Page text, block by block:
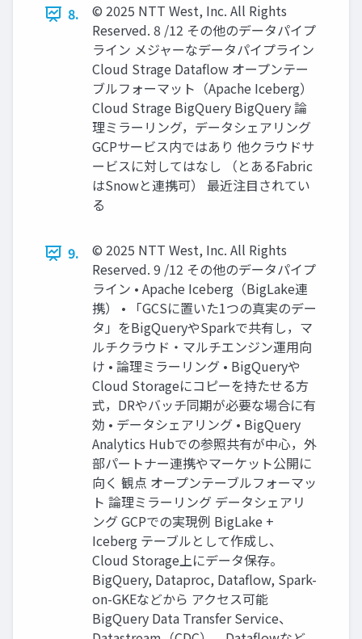
8.
© 2025 NTT West, Inc. All Rights
Reserved. 8 /12 その他のデータパイプ
ライン メジャーなデータパイプライン
Cloud Strage Dataflow オープンテー
ブルフォーマット（Apache Iceberg）
Cloud Strage BigQuery BigQuery 論
理ミラーリング，データシェアリング
GCPサービス内ではあり 他クラウドサ
ービスに対してはなし （とあるFabric
はSnowと連携可） 最近注目されてい
る
9.
© 2025 NTT West, Inc. All Rights
Reserved. 9 /12 その他のデータパイプ
ライン • Apache Iceberg（BigLake連
携） • 「GCSに置いた1つの真実のデー
タ」をBigQueryやSparkで共有し，マ
ルチクラウド・マルチエンジン運用向
け • 論理ミラーリング • BigQueryや
Cloud Storageにコピーを持たせる方
式，DRやバッチ同期が必要な場合に有
効 • データシェアリング • BigQuery
Analytics Hubでの参照共有が中心，外
部パートナー連携やマーケット公開に
向く 観点 オープンテーブルフォーマッ
ト 論理ミラーリング データシェアリ
ング GCPでの実現例 BigLake +
Iceberg テーブルとして作成し、
Cloud Storage上にデータ保存。
BigQuery, Dataproc, Dataflow, Spark-
on-GKEなどから アクセス可能
BigQuery Data Transfer Service、